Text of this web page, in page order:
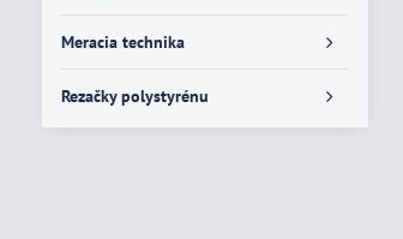
Meracia technika
Rezačky polystyrénu